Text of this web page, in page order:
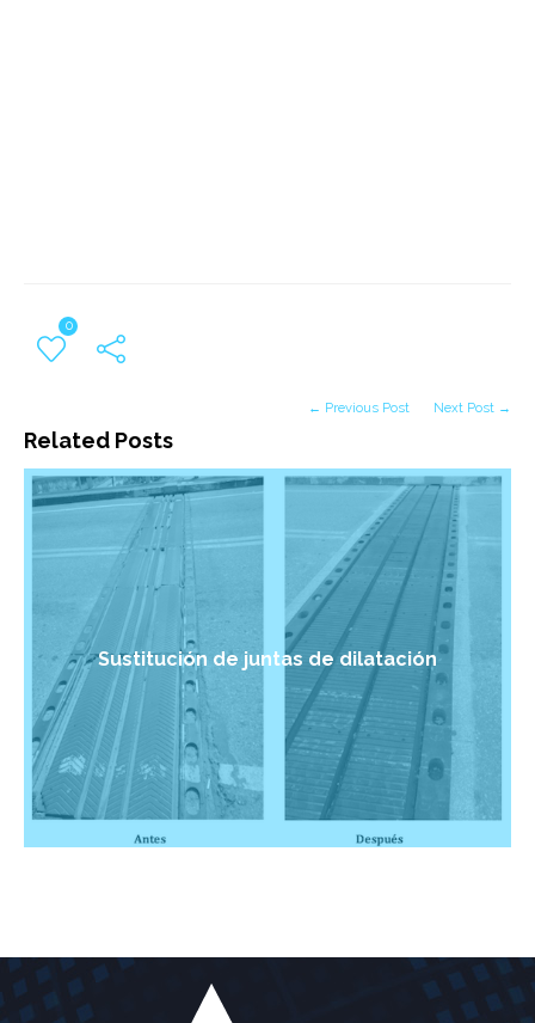
0
Related Posts
← Previous Post Next Post →
Sustitución de juntas de dilatación